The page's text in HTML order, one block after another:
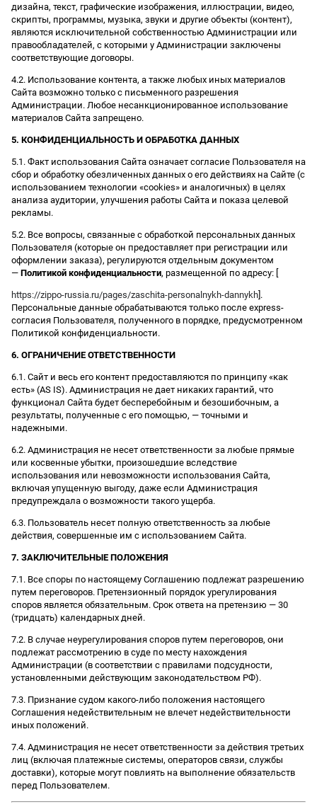
дизайна, текст, графические изображения, иллюстрации, видео,
скрипты, программы, музыка, звуки и другие объекты (контент),
являются исключительной собственностью Администрации или
правообладателей, с которыми у Администрации заключены
соответствующие договоры.
4.2. Использование контента, а также любых иных материалов
Сайта возможно только с письменного разрешения
Администрации. Любое несанкционированное использование
материалов Сайта запрещено.
5. КОНФИДЕНЦИАЛЬНОСТЬ И ОБРАБОТКА ДАННЫХ
5.1. Факт использования Сайта означает согласие Пользователя на
сбор и обработку обезличенных данных о его действиях на Сайте (с
использованием технологии «cookies» и аналогичных) в целях
анализа аудитории, улучшения работы Сайта и показа целевой
рекламы.
5.2. Все вопросы, связанные с обработкой персональных данных
Пользователя (которые он предоставляет при регистрации или
оформлении заказа), регулируются отдельным документом
— Политикой конфиденциальности, размещенной по адресу: [
https://zippo-russia.ru/pages/zaschita-personalnykh-dannykh].
Персональные данные обрабатываются только после express-
согласия Пользователя, полученного в порядке, предусмотренном
Политикой конфиденциальности.
6. ОГРАНИЧЕНИЕ ОТВЕТСТВЕННОСТИ
6.1. Сайт и весь его контент предоставляются по принципу «как
есть» (AS IS). Администрация не дает никаких гарантий, что
функционал Сайта будет бесперебойным и безошибочным, а
результаты, полученные с его помощью, — точными и
надежными.
6.2. Администрация не несет ответственности за любые прямые
или косвенные убытки, произошедшие вследствие
использования или невозможности использования Сайта,
включая упущенную выгоду, даже если Администрация
предупреждала о возможности такого ущерба.
6.3. Пользователь несет полную ответственность за любые
действия, совершенные им с использованием Сайта.
7. ЗАКЛЮЧИТЕЛЬНЫЕ ПОЛОЖЕНИЯ
7.1. Все споры по настоящему Соглашению подлежат разрешению
путем переговоров. Претензионный порядок урегулирования
споров является обязательным. Срок ответа на претензию — 30
(тридцать) календарных дней.
7.2. В случае неурегулирования споров путем переговоров, они
подлежат рассмотрению в суде по месту нахождения
Администрации (в соответствии с правилами подсудности,
установленными действующим законодательством РФ).
7.3. Признание судом какого-либо положения настоящего
Соглашения недействительным не влечет недействительности
иных положений.
7.4. Администрация не несет ответственности за действия третьих
лиц (включая платежные системы, операторов связи, службы
доставки), которые могут повлиять на выполнение обязательств
перед Пользователем.